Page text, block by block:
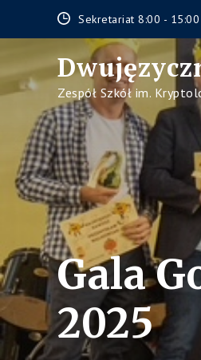
Sekretariat 8:00 - 15:00
Zespół Szkół im.
Gala
2025